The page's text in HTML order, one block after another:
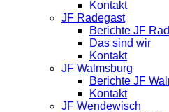
Kontakt
JF Radegast
Berichte JF
Das sind wir
Kontakt
JF Walmsburg
Berichte JF
Kontakt
JF Wendewisch